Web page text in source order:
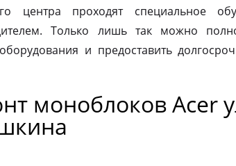
центра проходят специальное
Только лишь так можно
и предоставить
моноблоков Acer